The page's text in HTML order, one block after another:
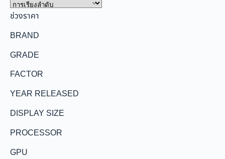
ช่วงราคา
BRAND
GRADE
FACTOR
YEAR RELEASED
DISPLAY SIZE
PROCESSOR
GPU